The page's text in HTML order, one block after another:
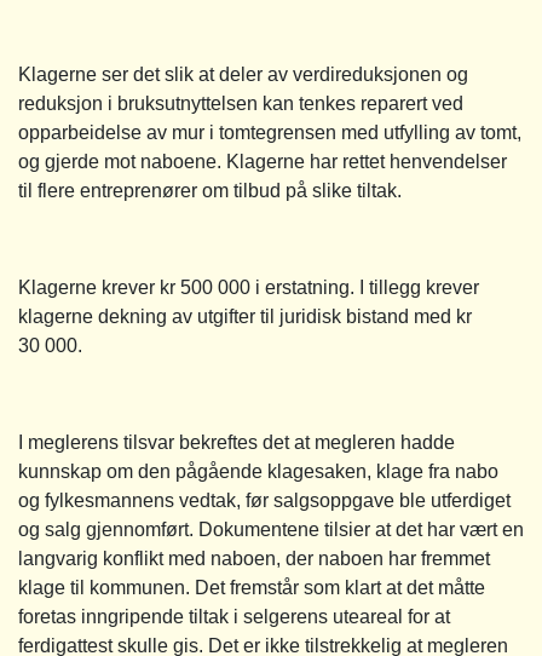
Klagerne ser det slik at deler av verdireduksjonen og
reduksjon i bruksutnyttelsen kan tenkes reparert ved
opparbeidelse av mur i tomtegrensen med utfylling av tomt,
og gjerde mot naboene. Klagerne har rettet henvendelser
til flere entreprenører om tilbud på slike tiltak.
Klagerne krever kr 500 000 i erstatning. I tillegg krever
klagerne dekning av utgifter til juridisk bistand med kr
30 000.
I meglerens tilsvar bekreftes det at megleren hadde
kunnskap om den pågående klagesaken, klage fra nabo
og fylkesmannens vedtak, før salgsoppgave ble utferdiget
og salg gjennomført. Dokumentene tilsier at det har vært en
langvarig konflikt med naboen, der naboen har fremmet
klage til kommunen. Det fremstår som klart at det måtte
foretas inngripende tiltak i selgerens uteareal for at
ferdigattest skulle gis. Det er ikke tilstrekkelig at megleren